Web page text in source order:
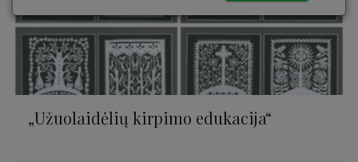
„Užuolaidėlių kirpimo edukacija“